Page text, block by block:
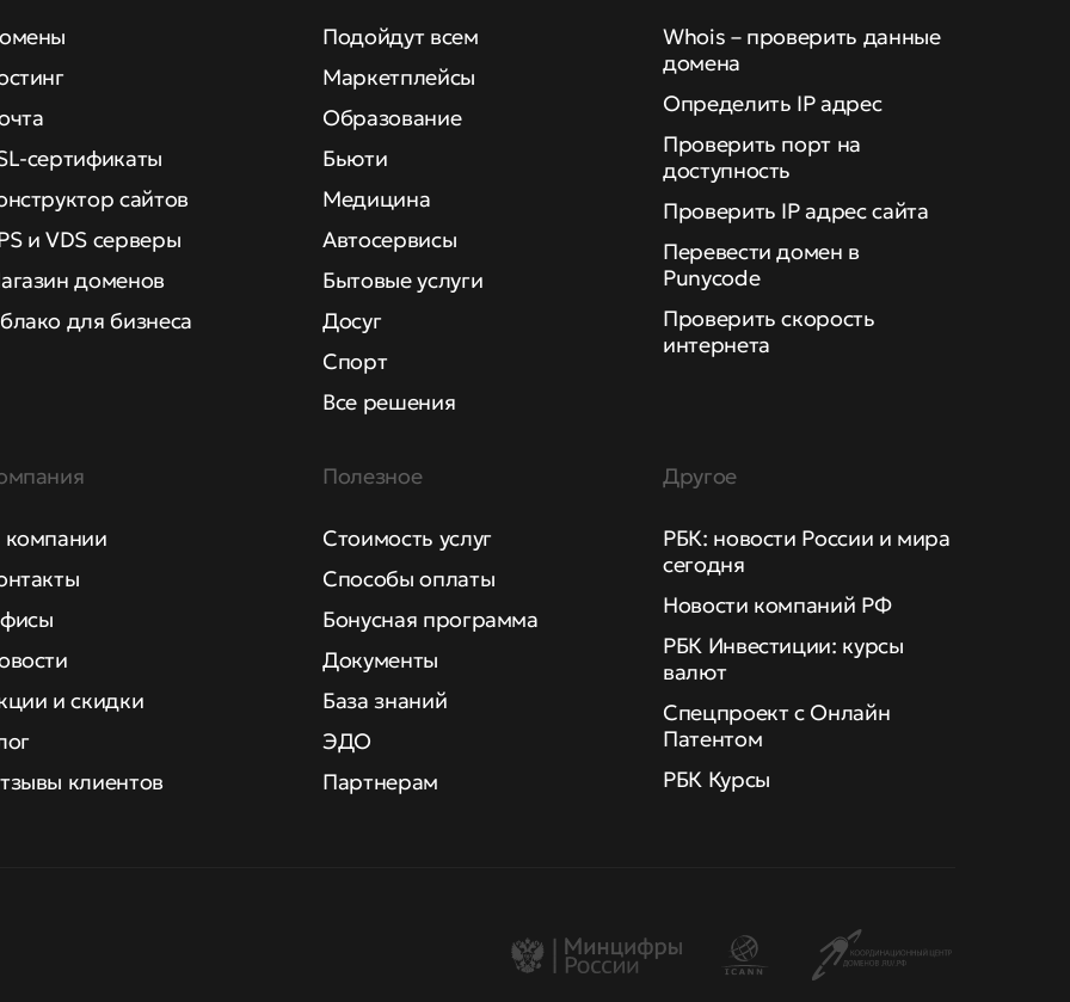
сертификаты
сайтов
и VDS серверы
доменов
для бизнеса
Подойдут всем
Маркетплейсы
Образование
Бьюти
Медицина
Автосервисы
Бытовые услуги
Досуг
Спорт
Все решения
Whois – проверить данные
домена
Определить IP адрес
Проверить порт на
доступность
Проверить IP адрес сайта
Перевести домен в
Punycode
Проверить скорость
интернета
и скидки
клиентов
Полезное
Стоимость услуг
Способы оплаты
Бонусная программа
Документы
База знаний
ЭДО
Партнерам
Другое
РБК: новости России и мира
сегодня
Новости компаний РФ
РБК Инвестиции: курсы
валют
Спецпроект с Онлайн
Патентом
РБК Курсы